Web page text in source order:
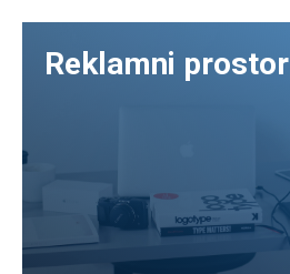
Reklamni prostor